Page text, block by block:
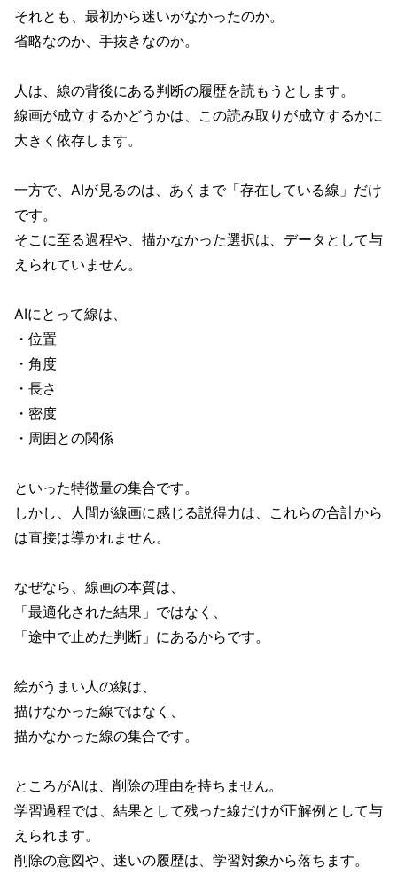
それとも、最初から迷いがなかったのか。
省略なのか、手抜きなのか。
人は、線の背後にある判断の履歴を読もうとします。
線画が成立するかどうかは、この読み取りが成立するかに
大きく依存します。
一方で、AIが見るのは、あくまで「存在している線」だけ
です。
そこに至る過程や、描かなかった選択は、データとして与
えられていません。
AIにとって線は、
・位置
・角度
・長さ
・密度
・周囲との関係
といった特徴量の集合です。
しかし、人間が線画に感じる説得力は、これらの合計から
は直接は導かれません。
なぜなら、線画の本質は、
「最適化された結果」ではなく、
「途中で止めた判断」にあるからです。
絵がうまい人の線は、
描けなかった線ではなく、
描かなかった線の集合です。
ところがAIは、削除の理由を持ちません。
学習過程では、結果として残った線だけが正解例として与
えられます。
削除の意図や、迷いの履歴は、学習対象から落ちます。